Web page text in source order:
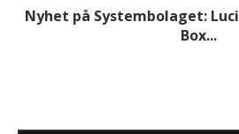
Nyhet på Systembolaget:
Box...